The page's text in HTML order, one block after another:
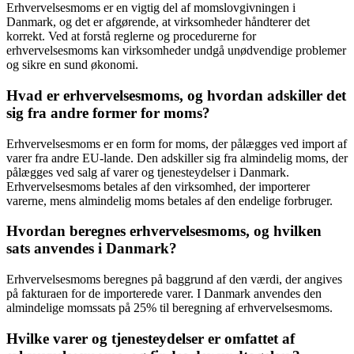
Erhvervelsesmoms er en vigtig del af momslovgivningen i
Danmark, og det er afgørende, at virksomheder håndterer det
korrekt. Ved at forstå reglerne og procedurerne for
erhvervelsesmoms kan virksomheder undgå unødvendige problemer
og sikre en sund økonomi.
Hvad er erhvervelsesmoms, og hvordan adskiller det
sig fra andre former for moms?
Erhvervelsesmoms er en form for moms, der pålægges ved import af
varer fra andre EU-lande. Den adskiller sig fra almindelig moms, der
pålægges ved salg af varer og tjenesteydelser i Danmark.
Erhvervelsesmoms betales af den virksomhed, der importerer
varerne, mens almindelig moms betales af den endelige forbruger.
Hvordan beregnes erhvervelsesmoms, og hvilken
sats anvendes i Danmark?
Erhvervelsesmoms beregnes på baggrund af den værdi, der angives
på fakturaen for de importerede varer. I Danmark anvendes den
almindelige momssats på 25% til beregning af erhvervelsesmoms.
Hvilke varer og tjenesteydelser er omfattet af